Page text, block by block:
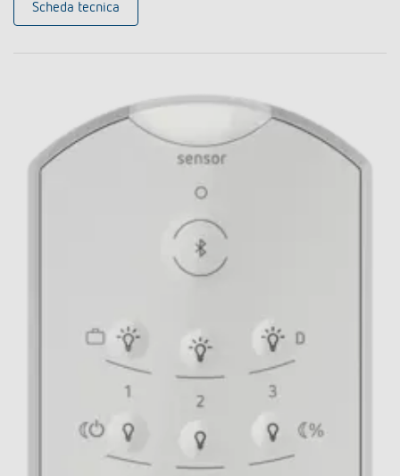
Scheda tecnica